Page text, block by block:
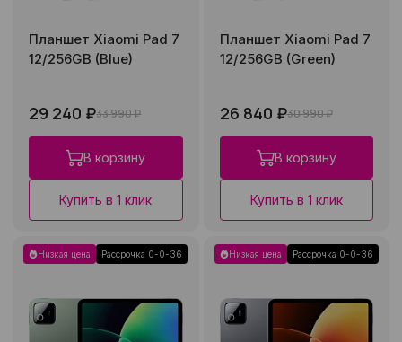
Планшет Xiaomi Pad 7
12/256GB (Blue)
29 240 ₽33 990 ₽
В корзину
Купить в 1 клик
Планшет Xiaomi Pad 7
12/256GB (Green)
26 840 ₽30 990 ₽
В корзину
Купить в 1 клик
Низкая цена Рассрочка 0-0-36 Низкая цена Рассрочка 0-0-36